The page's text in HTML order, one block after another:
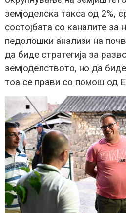
земјоделска такса од 2%,
состојбата со каналите за
педолошки анализи на
да биде стратегија за
земјоделството, но да
тоа се прави со помош од